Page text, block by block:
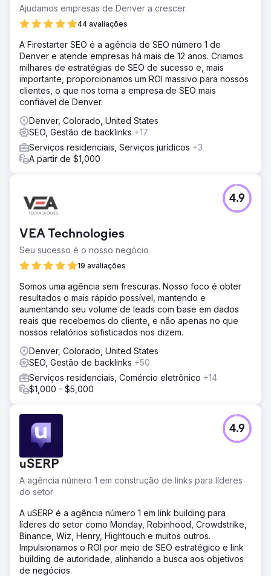
Ajudamos empresas de Denver a crescer.
44 avaliações
A Firestarter SEO é a agência de SEO número 1 de
Denver e atende empresas há mais de 12 anos. Criamos
milhares de estratégias de SEO de sucesso e, mais
importante, proporcionamos um ROI massivo para nossos
clientes, o que nos torna a empresa de SEO mais
confiável de Denver.
Denver, Colorado, United States
SEO, Gestão de backlinks +17
Serviços residenciais, Serviços jurídicos +3
A partir de $1,000
VEA Technologies
Seu sucesso é o nosso negócio
19 avaliações
4.9
Somos uma agência sem frescuras. Nosso foco é obter
resultados o mais rápido possível, mantendo e
aumentando seu volume de leads com base em dados
reais que recebemos do cliente, e não apenas no que
nossos relatórios sofisticados nos dizem.
Denver, Colorado, United States
SEO, Gestão de backlinks +50
Serviços residenciais, Comércio eletrônico +14
$1,000 - $5,000
uSERP
A agência número 1 em construção de links para líderes
do setor
4.9
A uSERP é a agência número 1 em link building para
líderes do setor como Monday, Robinhood, Crowdstrike,
Binance, Wiz, Henry, Hightouch e muitos outros.
Impulsionamos o ROI por meio de SEO estratégico e link
building de autoridade, alinhando a busca aos objetivos
de negócios.